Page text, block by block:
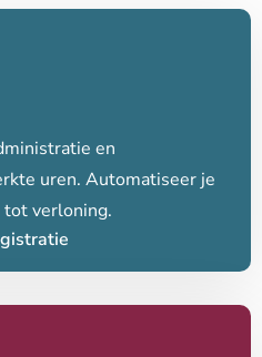
en
uren. Automatiseer je
verloning.